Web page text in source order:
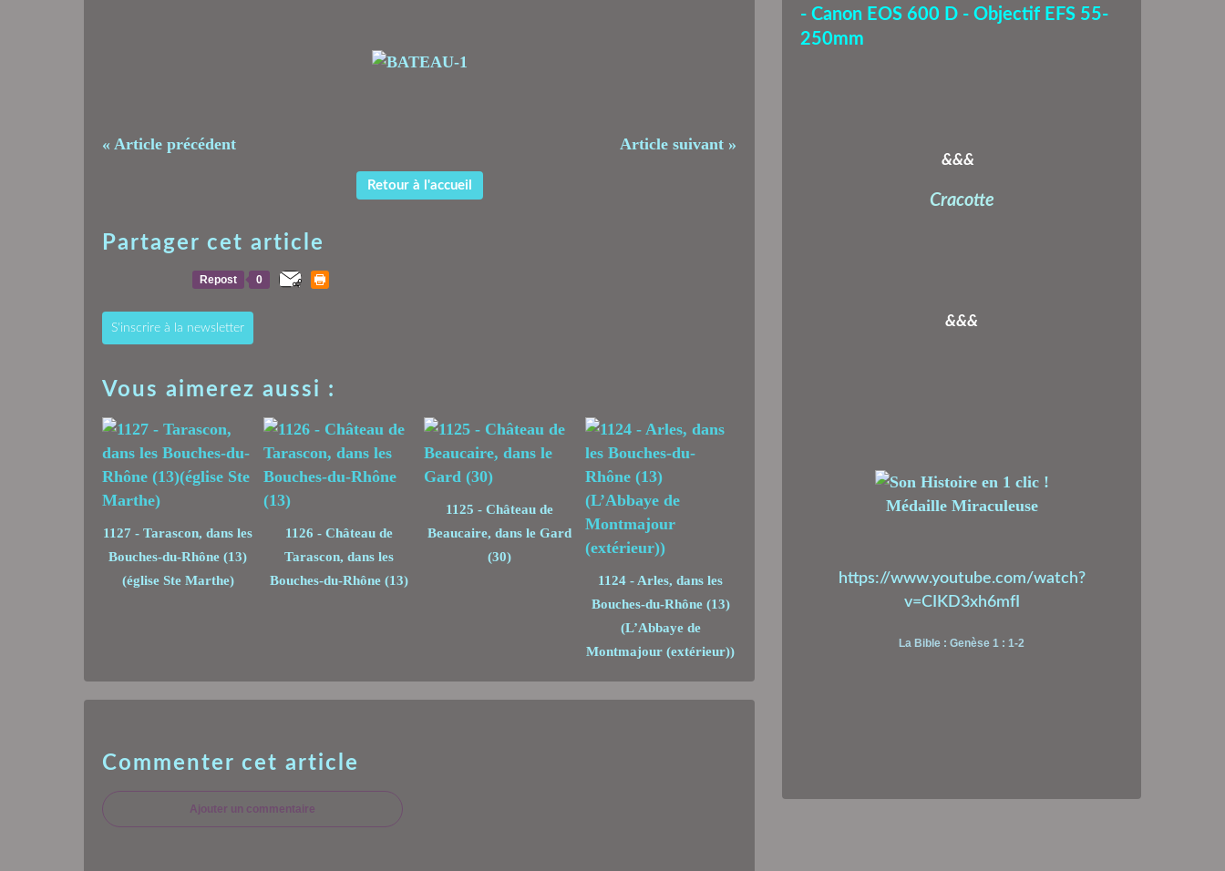
« Article précédent Article suivant »
Retour à l'accueil
Partager cet article
Repost 0
S'inscrire à la newsletter
Vous aimerez aussi :
1127 - Tarascon, dans les
Bouches-du-Rhône (13)
(église Ste Marthe)
1126 - Château de
Tarascon, dans les
Bouches-du-Rhône (13)
1125 - Château de
Beaucaire, dans le Gard
(30)
1124 - Arles, dans les
Bouches-du-Rhône (13)
(L’Abbaye de
Montmajour (extérieur))
Commenter cet article
Ajouter un commentaire
- Canon EOS 600 D - Objectif EFS 55-
250mm
&&&
Cracotte
&&&
Médaille Miraculeuse
https://www.youtube.com/watch?
v=CIKD3xh6mfI
La Bible : Genèse 1 : 1-2